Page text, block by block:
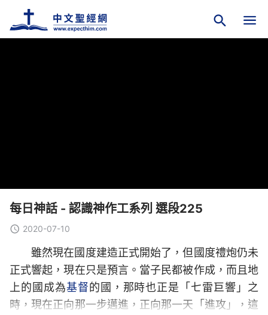
每日神話 - 認識神作工系列 選段225
2020-07-10
雖然現在國度建造正式開始了，但國度禮炮仍未
正式響起，現在只是預言。當子民都被作成，而且地
上的國成為基督的國，那時也正是「七雷巨響」之
時，現在正向那一步邁進，正向那一天「進攻」，這